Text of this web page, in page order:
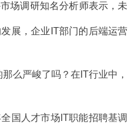
场调研知名分析师表示，未
展，企业IT部门的后端运营
么严峻了吗？在IT行业中，
国人才市场IT职能招聘基调